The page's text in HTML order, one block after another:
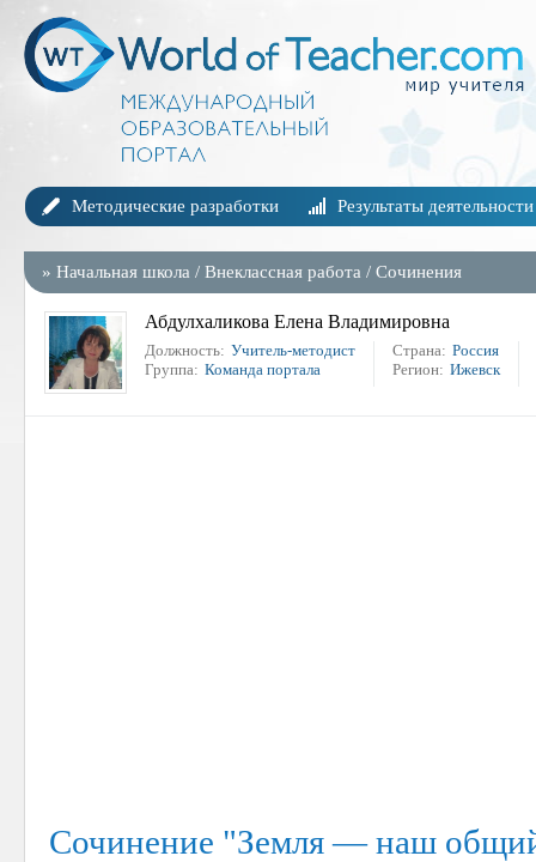
Методические разработки Результаты деятельности
» Начальная школа / Внеклассная работа / Сочинения
Абдулхаликова Елена Владимировна
Должность: Учитель-методист
Группа: Команда портала
Страна: Россия
Регион: Ижевск
Сочинение "Земля — наш